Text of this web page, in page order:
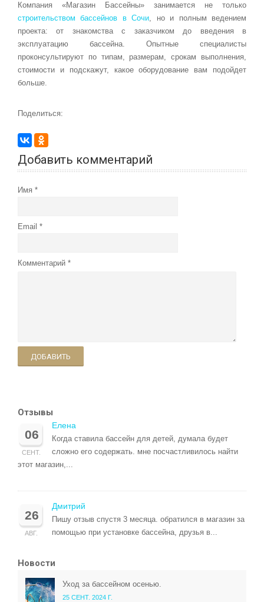
Компания «Магазин Бассейны» занимается не только
строительством бассейнов в Сочи, но и полным ведением
проекта: от знакомства с заказчиком до введения в
эксплуатацию бассейна. Опытные специалисты
проконсультируют по типам, размерам, срокам выполнения,
стоимости и подскажут, какое оборудование вам подойдет
больше.
Поделиться:
Добавить комментарий
Имя
Email
Комментарий
ДОБАВИТЬ
Отзывы
06
СЕНТ.
Елена
Когда ставила бассейн для детей, думала будет
сложно его содержать. мне посчастливилось найти
этот магазин,...
26
АВГ.
Дмитрий
Пишу отзыв спустя 3 месяца. обратился в магазин за
помощью при установке бассейна, друзья в...
Новости
Уход за бассейном осенью.
25 СЕНТ. 2024 Г.